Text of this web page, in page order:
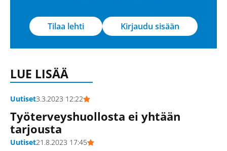
Tilaa lehti Kirjaudu sisään
LUE LISÄÄ
Uutiset3.3.2023 12:22
Työterveyshuollosta ei yhtään
tarjousta
Uutiset21.8.2023 17:45